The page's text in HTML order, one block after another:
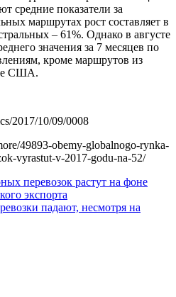
средние показатели за
маршрутах рост составляет в
– 61%. Однако в августе
значения за 7 месяцев по
кроме маршрутов из
США.
2017/10/09/0008
49893-obemy-globalnogo-rynka-
vyrastut-v-2017-godu-na-52/
перевозок растут на фоне
экспорта
падают, несмотря на